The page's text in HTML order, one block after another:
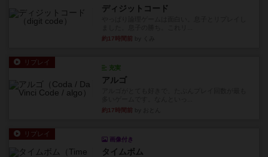
ディジットコード
約17時間前
リプレイ
充実
アルゴ
約17時間前
リプレイ
画像付き
タイムボム